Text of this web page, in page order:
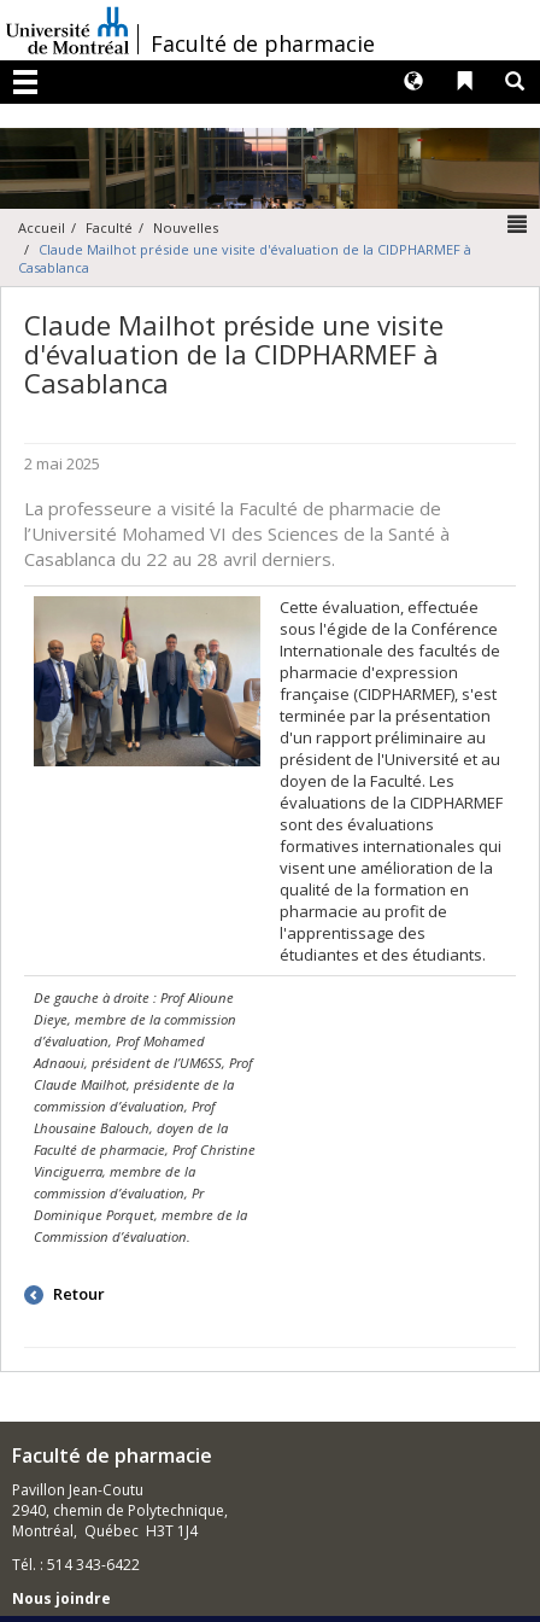
au
contenu
/Faculté de pharmacie
Menu
Liens
Langues
Accueil Faculté
Nouvelles
Claude Mailhot préside une visite d'évaluation de la CIDPHARMEF à
Casablanca
Claude Mailhot préside une visite
d'évaluation de la CIDPHARMEF à
Casablanca
2 mai 2025
La professeure a visité la Faculté de pharmacie de
l’Université Mohamed VI des Sciences de la Santé à
Casablanca du 22 au 28 avril derniers.
Cette évaluation, effectuée
sous l'égide de la Conférence
Internationale des facultés de
pharmacie d'expression
française (CIDPHARMEF), s'est
terminée par la présentation
d'un rapport préliminaire au
président de l'Université et au
doyen de la Faculté. Les
évaluations de la CIDPHARMEF
sont des évaluations
formatives internationales qui
visent une amélioration de la
qualité de la formation en
pharmacie au profit de
l'apprentissage des
étudiantes et des étudiants.
De gauche à droite : Prof Alioune
Dieye, membre de la commission
d’évaluation, Prof Mohamed
Adnaoui, président de l’UM6SS, Prof
Claude Mailhot, présidente de la
commission d’évaluation, Prof
Lhousaine Balouch, doyen de la
Faculté de pharmacie, Prof Christine
Vinciguerra, membre de la
commission d’évaluation, Pr
Dominique Porquet, membre de la
Commission d’évaluation.
Retour
Faculté de pharmacie
Pavillon Jean-Coutu
2940, chemin de Polytechnique,
Montréal, Québec H3T 1J4
Tél. : 514 343-6422
Nous joindre